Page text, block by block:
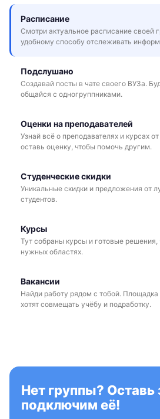
Расписание
Смотри актуальное расписание своей
удобному способу отслеживать
Подслушано
Создавай посты в чате своего ВУЗа.
общайся с одногруппниками.
Оценки на преподавателей
Узнай всё о преподавателях и курсах
оставь оценку, чтобы помочь другим.
Студенческие скидки
Уникальные скидки и предложения от
студентов.
Курсы
Тут собраны курсы и готовые решения,
нужных областях.
Вакансии
Найди работу рядом с тобой. Площадка
хотят совмещать учёбу и подработку.
Нет группы? Оставь
подключим её!